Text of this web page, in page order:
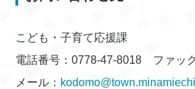
こども・子育て応援課
電話番号：0778-47-8018 ファッ
メール：